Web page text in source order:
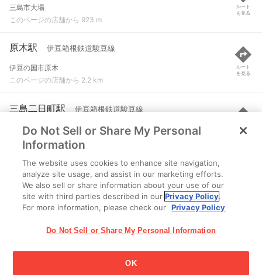
三島市大場
このページの店舗から 923 m
ルート
を見る
原木駅 伊豆箱根鉄道駿豆線
伊豆の国市原木
このページの店舗から 2.2 km
ルート
を見る
三島二日町駅 伊豆箱根鉄道駿豆線
三島市南二日町
このページの店舗から 3.1 km
ルート
を見る
韮山駅 伊豆箱根鉄道駿豆線
伊豆の国市四日町
このページの店舗から 3.6 km
江崎グリコ株式会社 Copyright © 2025 Ezaki Glico Co., Ltd.
Do Not Sell or Share My Personal
Information
The website uses cookies to enhance site navigation,
analyze site usage, and assist in our marketing efforts.
We also sell or share information about your use of our
site with third parties described in ourPrivacy Policy.
For more information, please check our Privacy Policy
Do Not Sell or Share My Personal Information
OK